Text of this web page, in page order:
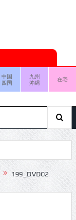
中国
四国
九州
沖縄
在宅
199_DVD02